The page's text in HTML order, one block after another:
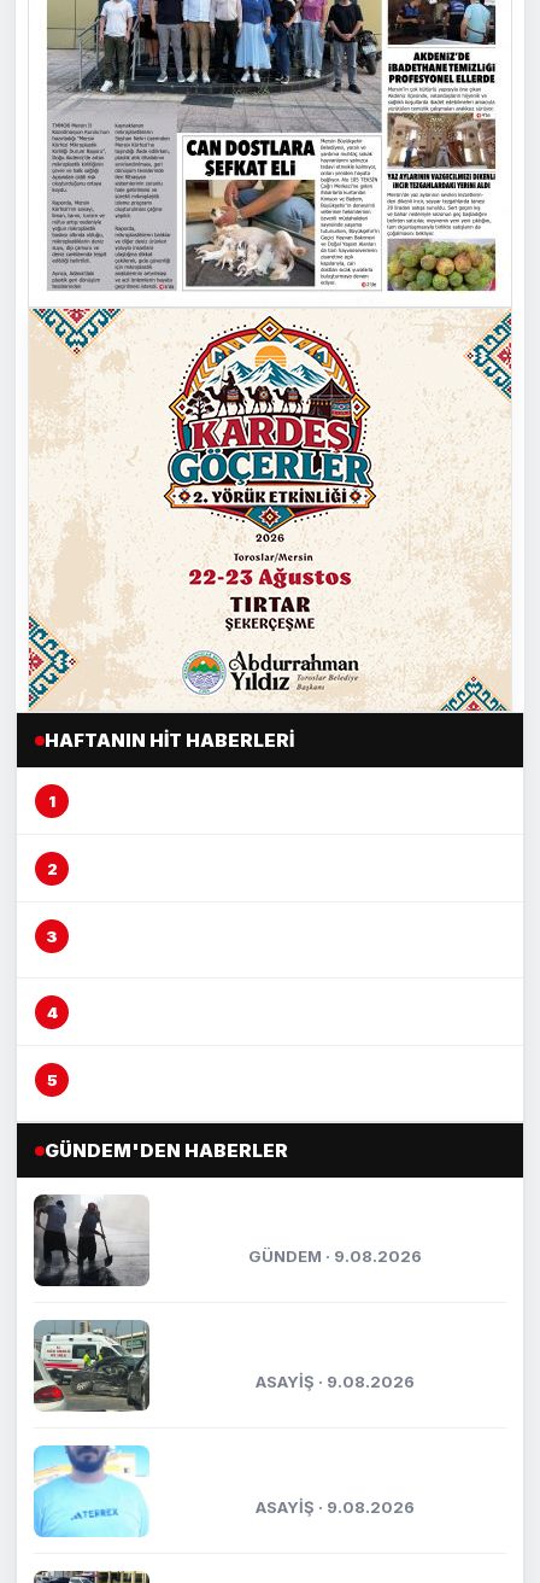
HAFTANIN HIT HABERLERI
GÜNDEM'DEN HABERLER
GÜNDEM · 9.08.2026
ASAYİŞ · 9.08.2026
ASAYİŞ · 9.08.2026